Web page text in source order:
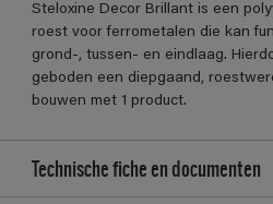
Steloxine Decor Brillant is een
roest voor ferrometalen die kan
grond-, tussen- en eindlaag.
geboden een diepgaand,
bouwen met 1 product.
Technische fiche en documenten